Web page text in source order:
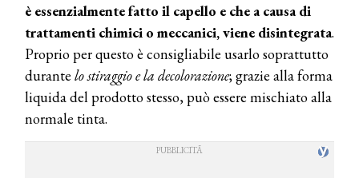
è essenzialmente fatto il capello e che a causa di
trattamenti chimici o meccanici, viene disintegrata.
Proprio per questo è consigliabile usarlo soprattutto
durante lo stiraggio e la decolorazione; grazie alla forma
liquida del prodotto stesso, può essere mischiato alla
normale tinta.